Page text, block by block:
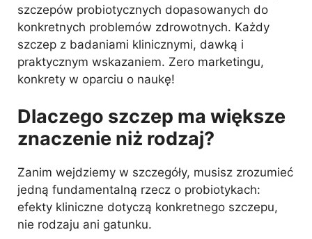
szczepów probiotycznych dopasowanych do
konkretnych problemów zdrowotnych. Każdy
szczep z badaniami klinicznymi, dawką i
praktycznym wskazaniem. Zero marketingu,
konkrety w oparciu o naukę!
Dlaczego szczep ma większe
znaczenie niż rodzaj?
Zanim wejdziemy w szczegóły, musisz zrozumieć
jedną fundamentalną rzecz o probiotykach:
efekty kliniczne dotyczą konkretnego szczepu,
nie rodzaju ani gatunku.